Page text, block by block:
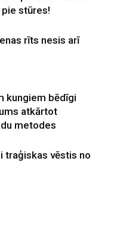
stūres!
rīts nesis arī
kungiem bēdīgi
atkārtot
metodes
traģiskas vēstis no